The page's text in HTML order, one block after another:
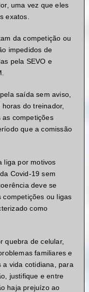
uma vez que eles
exatos.
da competição ou
impedidos de
pela SEVO e
saída sem aviso,
do treinador,
competições
que a comissão
liga por motivos
Covid-19 sem
deve se
ou ligas
como
quebra de celular,
familiares e
a vida cotidiana, para
justifique e entre
haja prejuízo ao